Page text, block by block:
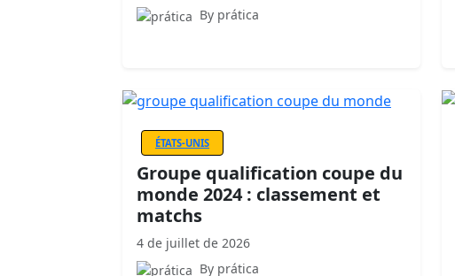
By prática
ÉTATS-UNIS
Groupe qualification coupe du
monde 2024 : classement et
matchs
4 de juillet de 2026
By prática